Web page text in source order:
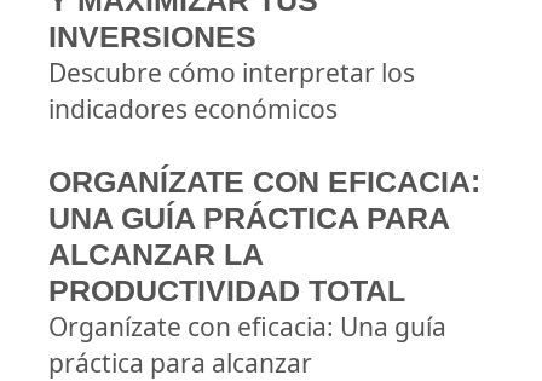
INVERSIONES
Descubre cómo interpretar los
indicadores económicos
ORGANÍZATE CON EFICACIA:
UNA GUÍA PRÁCTICA PARA
ALCANZAR LA
PRODUCTIVIDAD TOTAL
Organízate con eficacia: Una guía
práctica para alcanzar